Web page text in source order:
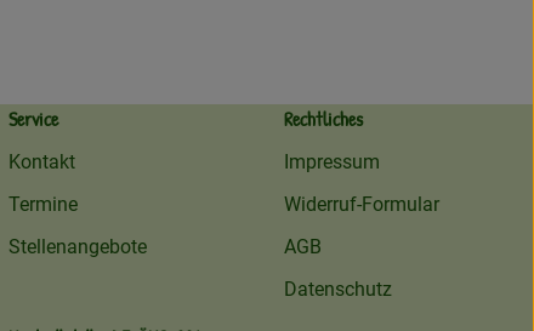
Service
Kontakt
Termine
Stellenangebote
Rechtliches
Impressum
Widerruf-Formular
AGB
Datenschutz